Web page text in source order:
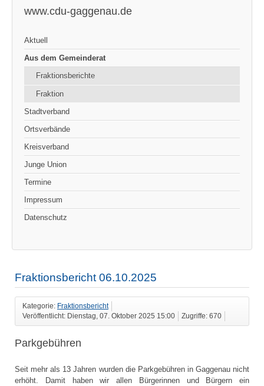
www.cdu-gaggenau.de
Aktuell
Aus dem Gemeinderat
Fraktionsberichte
Fraktion
Stadtverband
Ortsverbände
Kreisverband
Junge Union
Termine
Impressum
Datenschutz
Fraktionsbericht 06.10.2025
Kategorie: Fraktionsbericht
Veröffentlicht: Dienstag, 07. Oktober 2025 15:00
Zugriffe: 670
Parkgebühren
Seit mehr als 13 Jahren wurden die Parkgebühren in Gaggenau nicht
erhöht. Damit haben wir allen Bürgerinnen und Bürgern ein